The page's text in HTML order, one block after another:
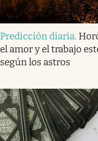
Predicción diaria.
el amor y el trabajo
según los astros